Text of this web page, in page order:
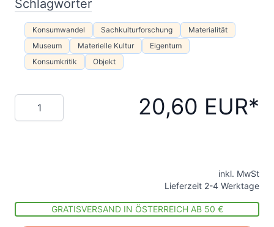
Schlagwörter
Konsumwandel Sachkulturforschung
Materialität
Museum
Materielle Kultur
Eigentum
Konsumkritik
Objekt
Menge 20,60 EUR
inkl. MwSt
Lieferzeit 2-4 Werktage
GRATISVERSAND IN ÖSTERREICH AB 50 €